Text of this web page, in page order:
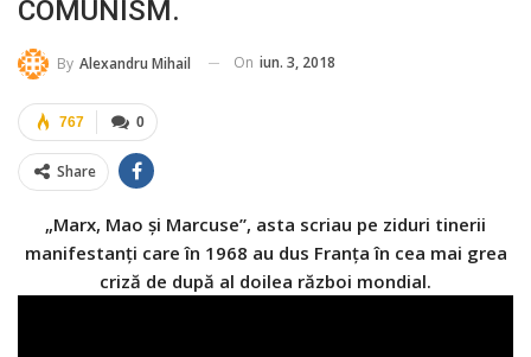
COMUNISM.
By Alexandru Mihail On iun. 3, 2018
0
767
Share
„Marx, Mao și Marcuse”, asta scriau pe ziduri tinerii
manifestanți care în 1968 au dus Franța în cea mai grea
criză de după al doilea război mondial.